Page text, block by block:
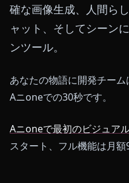
確な画像生成、人間ら
ャット、そしてシーン
ンツール。
あなたの物語に開発チー
Aニoneでの30秒です。
Aニoneで最初のビジュア
スタート、フル機能は月額